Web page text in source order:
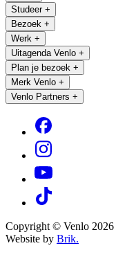
Studeer +
Bezoek +
Werk +
Uitagenda Venlo +
Plan je bezoek +
Merk Venlo +
Venlo Partners +
Copyright © Venlo 2026
Website by Brik.